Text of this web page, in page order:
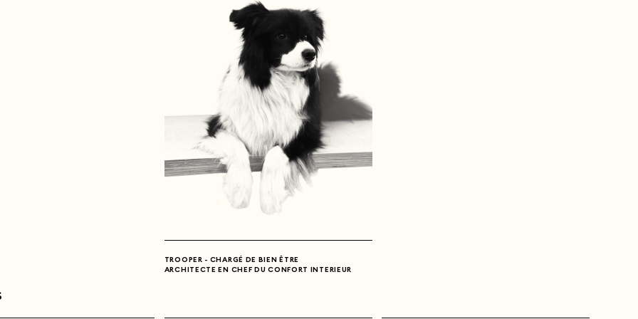
TROOPER - CHARGÉ DE BIEN ÊTRE
ARCHITECTE EN CHEF DU CONFORT INTERIEUR